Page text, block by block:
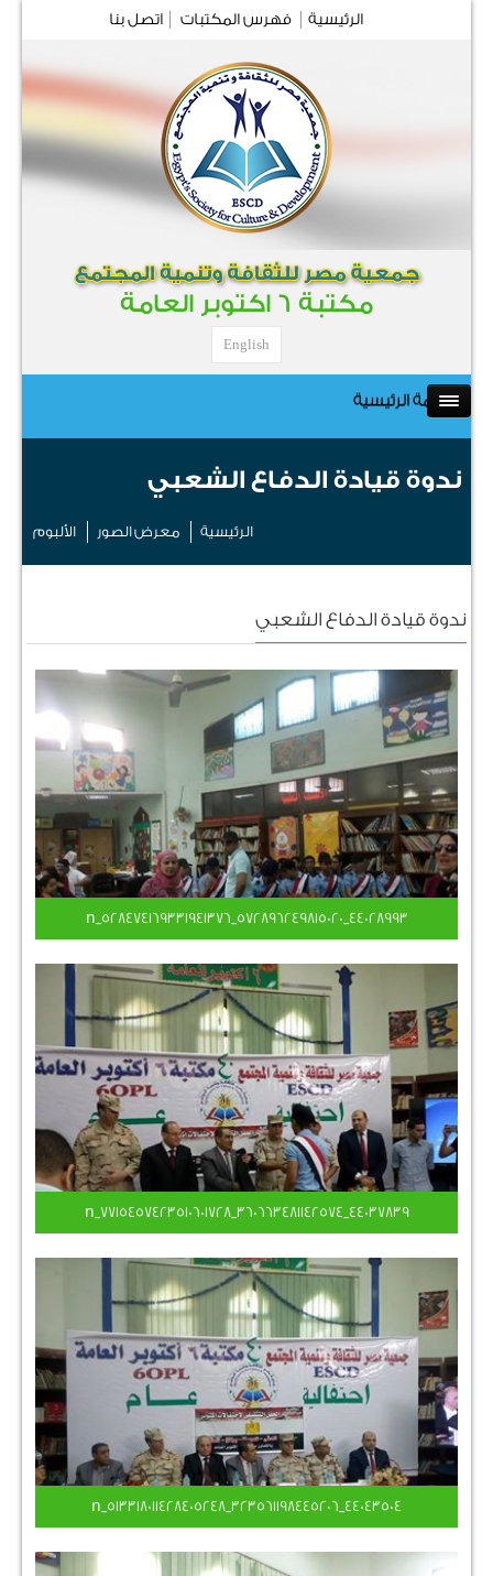
الرئيسية فهرس المكتبات اتصل بنا
مكتبة 6 اكتوبر العامة
English
القائمة الرئيسية
ندوة قيادة الدفاع الشعبي
الرئيسية معرض الصور الألبوم
ندوة قيادة الدفاع الشعبي
44028993_572896249815020_528474169331941376_n
44037839_360663481142574_7715457423510601728_n
44043504_323561198445206_513318011428405248_n